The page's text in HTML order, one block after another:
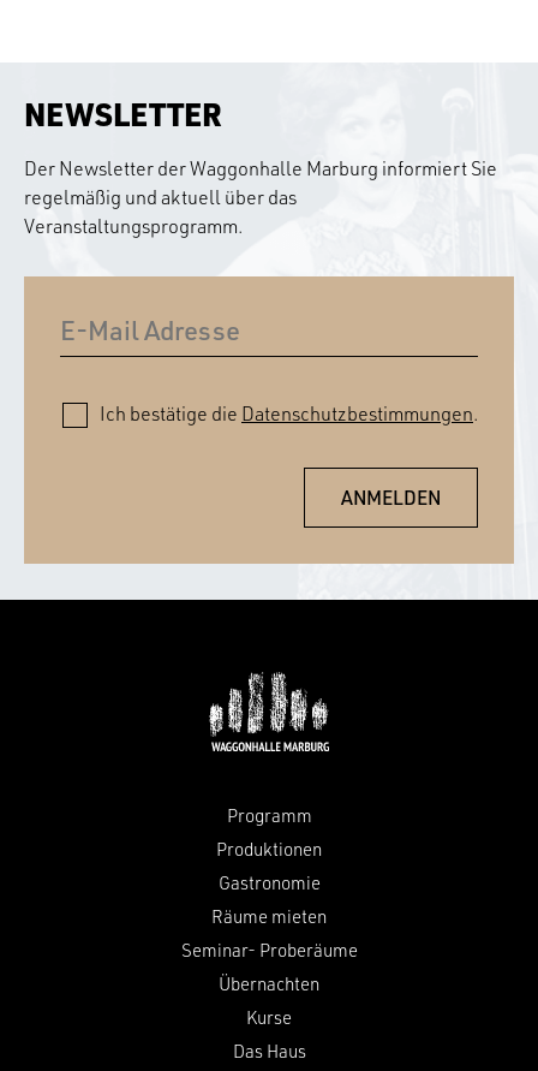
NEWSLETTER
Der Newsletter der Waggonhalle Marburg informiert Sie
regelmäßig und aktuell über das
Veranstaltungsprogramm.
Ich bestätige die Datenschutzbestimmungen.
Programm
Produktionen
Gastronomie
Räume mieten
Seminar- Proberäume
Übernachten
Kurse
Das Haus